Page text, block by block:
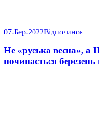
07-Бер-2022Відпочинок
Не «руська весна», а
починається